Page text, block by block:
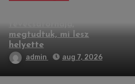
megtudtuk, mi lesz
helyette
admin aug 7, 2026